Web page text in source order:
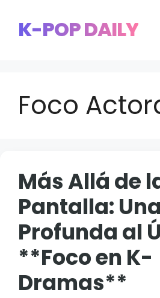
contenido
K-POP DAILY
Foco
Más Allá de
Pantalla:
Profunda al
**Foco en K-
Dramas**